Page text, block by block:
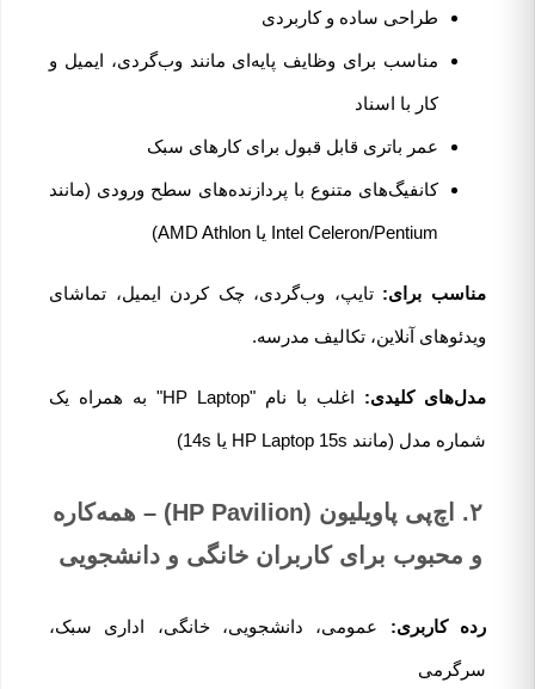
طراحی ساده و کاربردی
مناسب برای وظایف پایه‌ای مانند وب‌گردی، ایمیل و
کار با اسناد
عمر باتری قابل قبول برای کارهای سبک
کانفیگ‌های متنوع با پردازنده‌های سطح ورودی (مانند
Intel Celeron/Pentium یا AMD Athlon)
مناسب برای:تایپ، وب‌گردی، چک کردن ایمیل، تماشای
ویدئوهای آنلاین، تکالیف مدرسه.
مدل‌های کلیدی: اغلب با نام "HP Laptop" به همراه یک
شماره مدل (مانند HP Laptop 15s یا 14s)
۲. اچ‌پی پاویلیون (HP Pavilion) – همه‌کاره
و محبوب برای کاربران خانگی و دانشجویی
رده کاربری:عمومی، دانشجویی، خانگی، اداری سبک،
سرگرمی